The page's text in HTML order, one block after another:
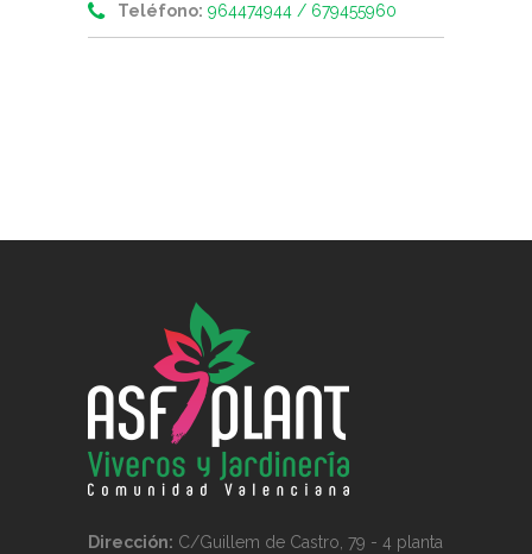
Teléfono: 964474944 / 679455960
Dirección: C/Guillem de Castro, 79 - 4 planta